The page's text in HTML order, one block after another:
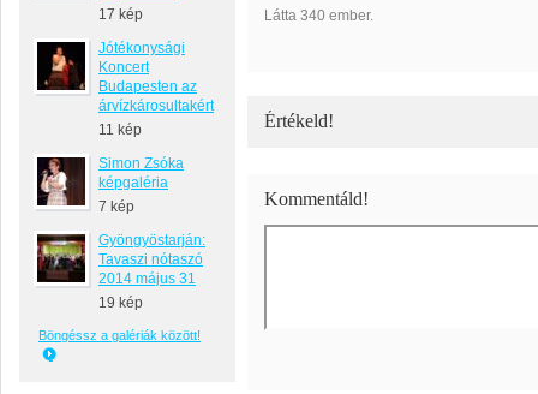
17 kép
Jótékonysági
Koncert
Budapesten az
árvízkárosultakért
11 kép
Simon Zsóka
képgaléria
7 kép
Gyöngyöstarján:
Tavaszi nótaszó
2014 május 31
19 kép
Böngéssz a galériák között!
Látta 340 ember.
Értékeld!
Kommentáld!